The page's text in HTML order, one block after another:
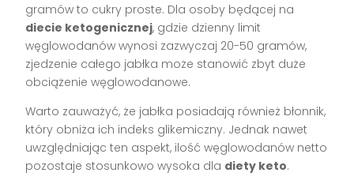
gramów to cukry proste. Dla osoby będącej na
diecie ketogenicznej, gdzie dzienny limit
węglowodanów wynosi zazwyczaj 20-50 gramów,
zjedzenie całego jabłka może stanowić zbyt duże
obciążenie węglowodanowe.
Warto zauważyć, że jabłka posiadają również błonnik,
który obniża ich indeks glikemiczny. Jednak nawet
uwzględniając ten aspekt, ilość węglowodanów netto
pozostaje stosunkowo wysoka dla diety keto.